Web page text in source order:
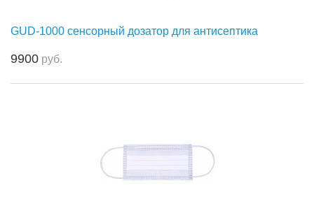
GUD-1000 сенсорный дозатор для антисептика
9900 руб.